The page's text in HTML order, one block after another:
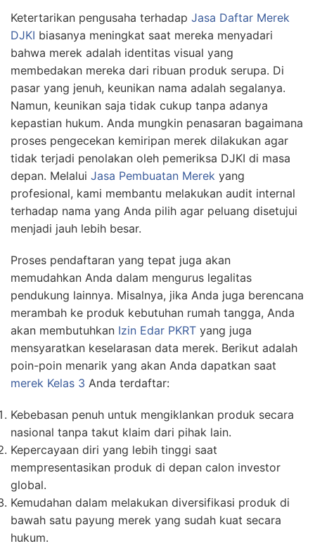
Ketertarikan pengusaha terhadap Jasa Daftar Merek
DJKI biasanya meningkat saat mereka menyadari
bahwa merek adalah identitas visual yang
membedakan mereka dari ribuan produk serupa. Di
pasar yang jenuh, keunikan nama adalah segalanya.
Namun, keunikan saja tidak cukup tanpa adanya
kepastian hukum. Anda mungkin penasaran bagaimana
proses pengecekan kemiripan merek dilakukan agar
tidak terjadi penolakan oleh pemeriksa DJKI di masa
depan. Melalui Jasa Pembuatan Merek yang
profesional, kami membantu melakukan audit internal
terhadap nama yang Anda pilih agar peluang disetujui
menjadi jauh lebih besar.
Proses pendaftaran yang tepat juga akan
memudahkan Anda dalam mengurus legalitas
pendukung lainnya. Misalnya, jika Anda juga berencana
merambah ke produk kebutuhan rumah tangga, Anda
akan membutuhkan Izin Edar PKRT yang juga
mensyaratkan keselarasan data merek. Berikut adalah
poin-poin menarik yang akan Anda dapatkan saat
merek Kelas 3 Anda terdaftar:
Kebebasan penuh untuk mengiklankan produk secara
nasional tanpa takut klaim dari pihak lain.
Kepercayaan diri yang lebih tinggi saat
mempresentasikan produk di depan calon investor
global.
Kemudahan dalam melakukan diversifikasi produk di
bawah satu payung merek yang sudah kuat secara
hukum.